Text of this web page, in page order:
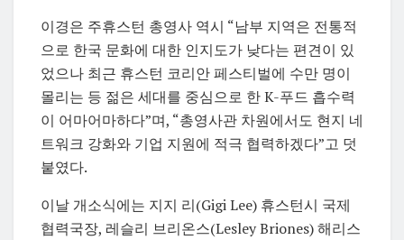
이경은 주휴스턴 총영사 역시 “남부 지역은 전통적
으로 한국 문화에 대한 인지도가 낮다는 편견이 있
었으나 최근 휴스턴 코리안 페스티벌에 수만 명이
몰리는 등 젊은 세대를 중심으로 한 K-푸드 흡수력
이 어마어마하다”며, “총영사관 차원에서도 현지 네
트워크 강화와 기업 지원에 적극 협력하겠다”고 덧
붙였다.
이날 개소식에는 지지 리(Gigi Lee) 휴스턴시 국제
협력국장, 레슬리 브리온스(Lesley Briones) 해리스